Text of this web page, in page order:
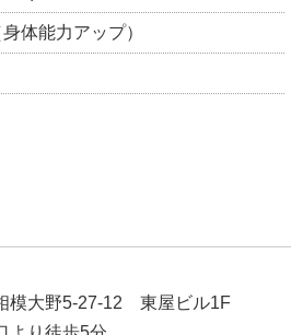
体能力アップ）
模大野5-27-12 東屋ビル1F